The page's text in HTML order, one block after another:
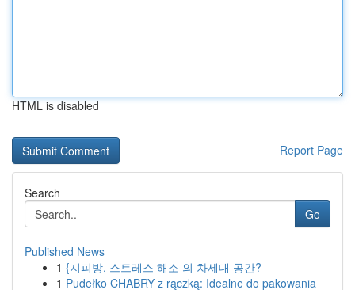
HTML is disabled
Report Page
Search
Go
Published News
1 {지피방, 스트레스 해소 의 차세대 공간?
1 Pudełko CHABRY z rączką: Idealne do pakowania